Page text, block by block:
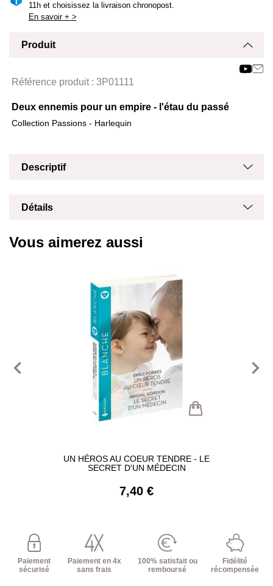
11h et choisissez la livraison chronopost.
En savoir + >
Produit
Référence produit : 3P01111
Deux ennemis pour un empire - l'étau du passé
Collection Passions - Harlequin
Descriptif
Détails
Vous aimerez aussi
UN HÉROS AU COEUR TENDRE - LE
SECRET D'UN MÉDECIN
7,40 €
navigate_before navigate_next
Paiement
sécurisé
Paiement en 4x
sans frais
100% satisfait ou
remboursé
Fidélité
récompensée